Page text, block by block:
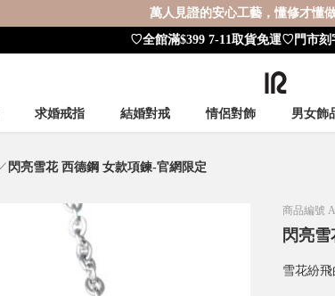
萬人見證的安心工藝，懂修才懂
♡全館滿$399 7-11取貨免運♡門市刻
求婚戒指 結婚對戒 情侶對飾 男女飾
閃亮雪花 西德鋼 女款項鍊-官網限定
商品編號
閃亮
雪花紛飛